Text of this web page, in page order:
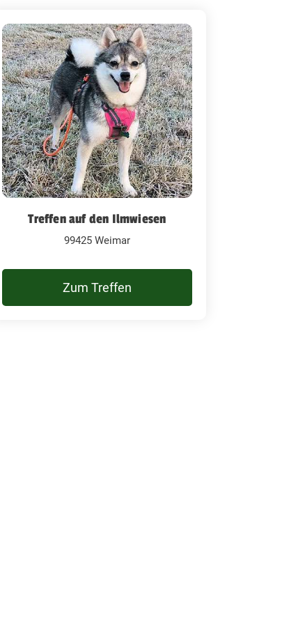
Treffen auf den Ilmwiesen
99425 Weimar
Zum Treffen